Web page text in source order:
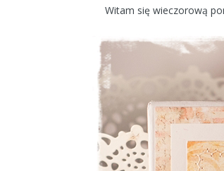
Witam się wieczorową